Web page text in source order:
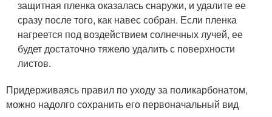
защитная пленка оказалась снаружи, и удалите ее
сразу после того, как навес собран. Если пленка
нагреется под воздействием солнечных лучей, ее
будет достаточно тяжело удалить с поверхности
листов.
Придерживаясь правил по уходу за поликарбонатом,
можно надолго сохранить его первоначальный вид